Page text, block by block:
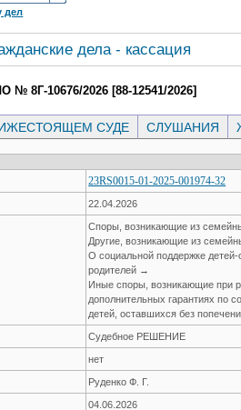
дел
дела - кассация
№ 8Г-10676/2026 [88-12541/2026]
СУДЕ СЛУШАНИЯ
23RS0015-01-2025-001974-32
22.04.2026
Споры, возникающие из
Другие, возникающие из
О социальной поддержке
родителей →
Иные споры, возникающие при
дополнительных гарантиях по
детей, оставшихся без
Судебное РЕШЕНИЕ
нет
Руденко Ф. Г.
04.06.2026